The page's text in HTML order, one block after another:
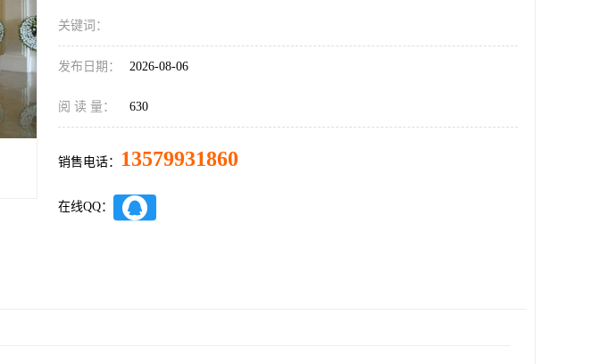
关键词：
发布日期： 2026-08-06
阅 读 量： 630
销售电话： 13579931860
在线QQ：